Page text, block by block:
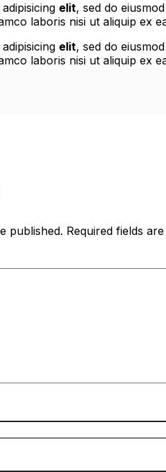
adipisicing elit, sed do
laboris nisi ut aliquip ex
adipisicing elit, sed do
laboris nisi ut aliquip ex
published. Required fields